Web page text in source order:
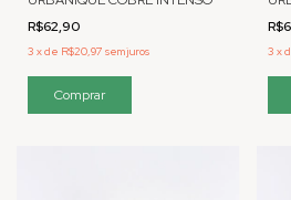
R$62,90
3 xde R$20,97 sem juros 3 x